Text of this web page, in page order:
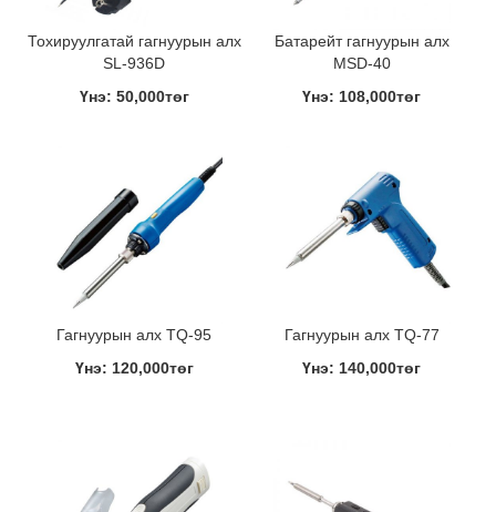
Тохируулгатай гагнуурын алх
SL-936D
Үнэ: 50,000төг
Батарейт гагнуурын алх
MSD-40
Үнэ: 108,000төг
Гагнуурын алх TQ-95
Үнэ: 120,000төг
Гагнуурын алх TQ-77
Үнэ: 140,000төг